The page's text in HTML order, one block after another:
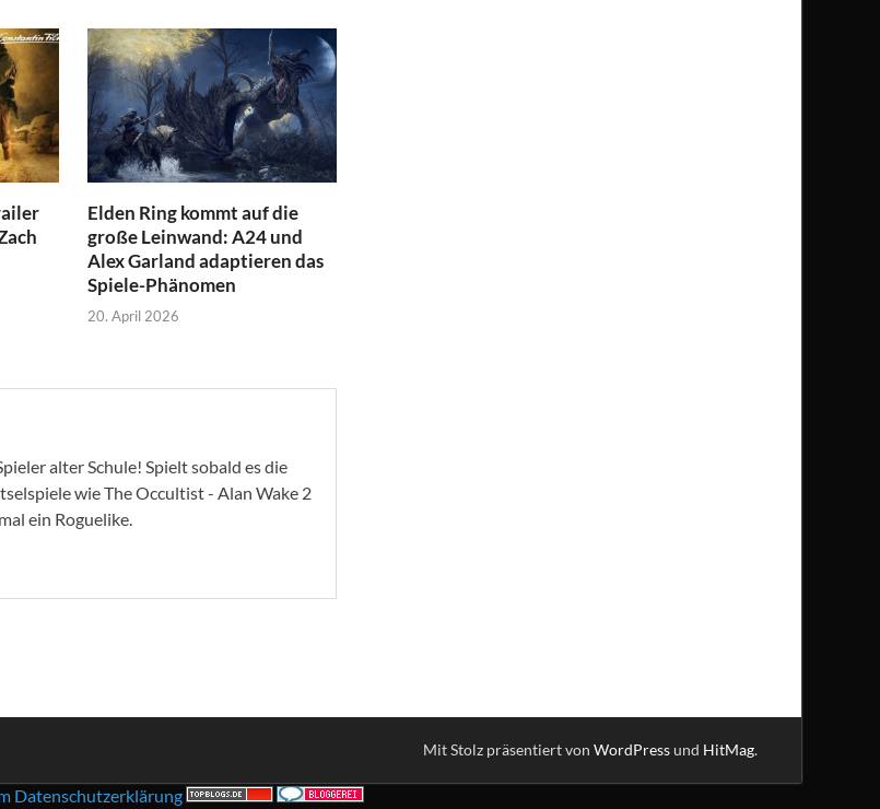
Elden Ring kommt auf die
große Leinwand: A24 und
Alex Garland adaptieren das
Spiele-Phänomen
20. April 2026
alter Schule! Spielt sobald es die
wie The Occultist - Alan Wake 2
ein Roguelike.
Mit Stolz präsentiert von WordPressund HitMag.
Datenschutzerklärung